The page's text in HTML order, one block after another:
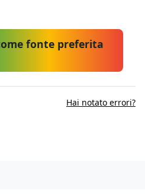
fonte preferita
Hai notato errori?